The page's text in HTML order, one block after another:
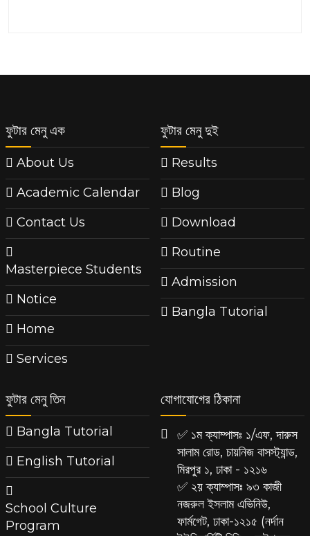
ফুটার মেনু এক
About Us
Academic Calendar
Contact Us
Masterpiece Students
Notice
Home
Services
ফুটার মেনু দুই
Results
Blog
Download
Routine
Admission
Bangla Tutorial
ফুটার মেনু তিন
Bangla Tutorial
English Tutorial
School Culture
Program
যোগাযোগের ঠিকানা
✅ ১ম ক্যাম্পাসঃ ১/এফ, দারুস
সালাম রোড, চায়নিজ বাসস্ট্যান্ড,
মিরপুর ১, ঢাকা - ১২১৬
✅ ২য় ক্যাম্পাসঃ ৯৩ কাজী
নজরুল ইসলাম এভিনিউ,
ফার্মগেট, ঢাকা-১২১৫ (নর্দান